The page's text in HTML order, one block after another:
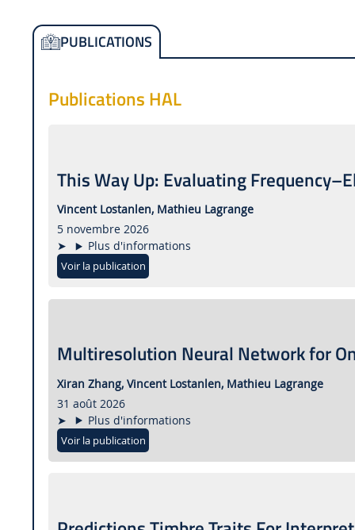
PUBLICATIONS
Publications HAL
This Way Up: Evaluating
Vincent Lostanlen, Mathieu Lagrange
5 novembre 2026
Plus d'informations
Voir la publication
Multiresolution Neural Network for
Xiran Zhang, Vincent Lostanlen, Mathieu Lagrange
31 août 2026
Plus d'informations
Voir la publication